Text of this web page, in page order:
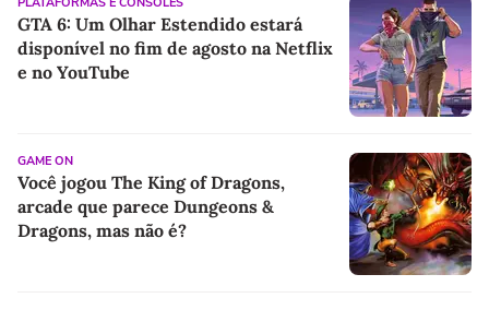
GTA 6: Um Olhar Estendido estará
disponível no fim de agosto na Netflix
e no YouTube
GAME ON
Você jogou The King of Dragons,
arcade que parece Dungeons &
Dragons, mas não é?